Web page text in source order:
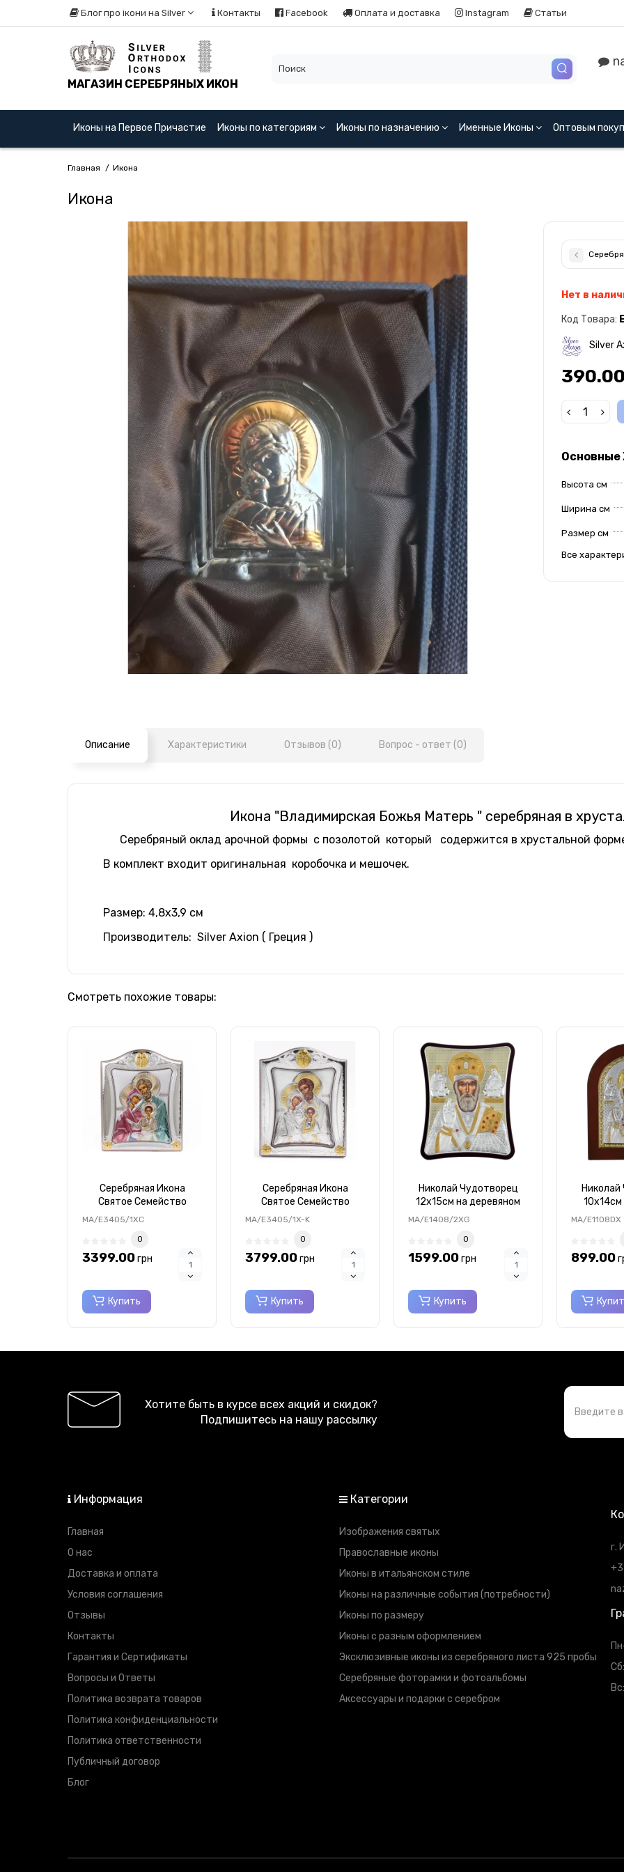
Блог про ікони на Silver Контакты Facebook Оплата и доставка Instagram Статьи
МАГАЗИН СЕРЕБРЯНЫХ ИКОН
Иконы на Первое Причастие Иконы по категориям Иконы по назначению Именные Иконы Оптовым
Главная Икона
Икона
Нет в
Код Товара:
Silver
Основные
Высота см
Ширина см
Размер см
Все
Описание Характеристики Отзывов (0) Вопрос - ответ (0)
Икона "Владимирская Божья Матерь " серебряная в
Серебряный оклад арочной формы с позолотой который содержится в хрустальной
В комплект входит оригинальная коробочка и мешочек.
Размер: 4,8х3,9 см
Производитель: Silver Axion ( Греция )
Смотреть похожие товары:
Серебряная Икона
Святое Семейство
20x25см с
серебряной рамке с
позолотой
MA/E3405/1XC
0
3399.00грн
Купить
Серебряная Икона
Святое Семейство
20x25см под стеклом в
MA/E3405/1X-K
0
3799.00грн
Купить
Николай Чудотворец
12x15см на деревяном
вытянутом киоте с
MA/E1408/2XG
0
1599.00грн
Купить
10х14см
икона
MA/E1108DX
899.00
Хотите быть в курсе всех акций и скидок?
Подпишитесь на нашу рассылку
Информация
Главная
О нас
Доставка и оплата
Условия соглашения
Отзывы
Контакты
Гарантия и Сертификаты
Вопросы и Ответы
Политика возврата товаров
Политика конфиденциальности
Политика ответственности
Публичный договор
Блог
Категории
Изображения святых
Православные иконы
Иконы в итальянском стиле
Иконы на различные события (потребности)
Иконы по размеру
Иконы с разным оформлением
Эксклюзивные иконы из серебряного листа 925 пробы
Серебряные фоторамки и фотоальбомы
Аксессуары и подарки с серебром
г.